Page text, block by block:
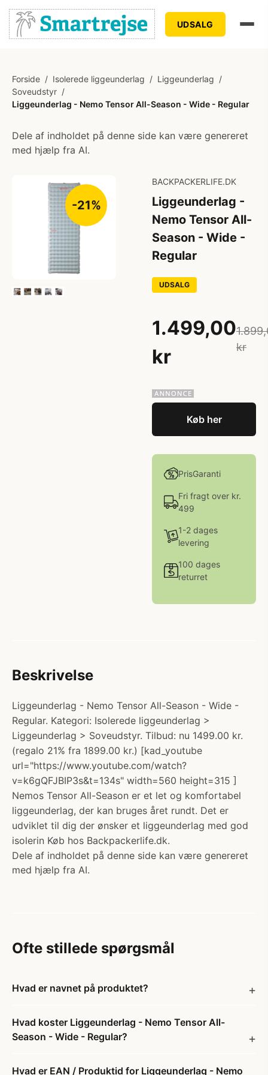
UDSALG
Forside / Isolerede liggeunderlag / Liggeunderlag /
Soveudstyr /
Liggeunderlag - Nemo Tensor All-Season - Wide - Regular
Dele af indholdet på denne side kan være genereret
med hjælp fra AI.
-21%
BACKPACKERLIFE.DK
Liggeunderlag -
Nemo Tensor All-
Season - Wide -
Regular
UDSALG
1.499,00
kr
kr
Køb her
PrisGaranti
Fri fragt over kr.
499
1-2 dages
levering
100 dages
returret
Beskrivelse
Liggeunderlag - Nemo Tensor All-Season - Wide -
Regular. Kategori: Isolerede liggeunderlag >
Liggeunderlag > Soveudstyr. Tilbud: nu 1499.00 kr.
(regalo 21% fra 1899.00 kr.) [kad_youtube
url="https://www.youtube.com/watch?
v=k6gQFJBIP3s&t=134s" width=560 height=315 ]
Nemos Tensor All-Season er et let og komfortabel
liggeunderlag, der kan bruges året rundt. Det er
udviklet til dig der ønsker et liggeunderlag med god
isolerin Køb hos Backpackerlife.dk.
Dele af indholdet på denne side kan være genereret
med hjælp fra AI.
Ofte stillede spørgsmål
Hvad er navnet på produktet?
Hvad koster Liggeunderlag - Nemo Tensor All-
Season - Wide - Regular?
Hvad er EAN / Produktid for Liggeunderlag - Nemo